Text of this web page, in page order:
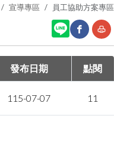
宣導專區 員工協助方案專區
網
站
享
友
善
印
發布日期 點閱
115-07-07 11